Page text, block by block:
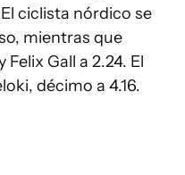
ciclista nórdico se
mientras que
Gall a 2.24. El
décimo a 4.16.